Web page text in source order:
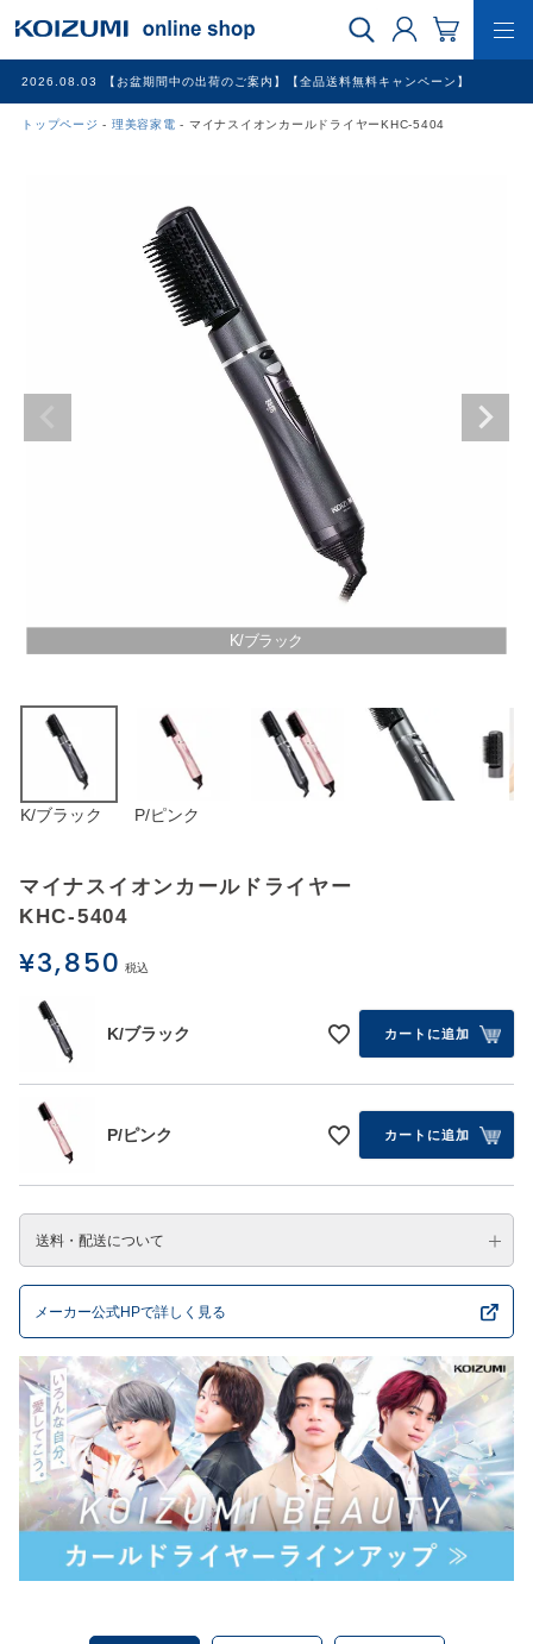
2026.08.03 【お盆期間中の出荷のご案内】【全品送料無料キャンペーン】
トップページ 理美容家電 マイナスイオンカールドライヤーKHC-5404
理美容家電
調理家電
ブログ
K/ブラック
K/ブラック P/ピンク
マイナスイオンカールドライヤー
KHC-5404
¥3,850 税込
K/ブラック カートに追加
P/ピンク カートに追加
送料・配送について
メーカー公式HPで詳しく見る